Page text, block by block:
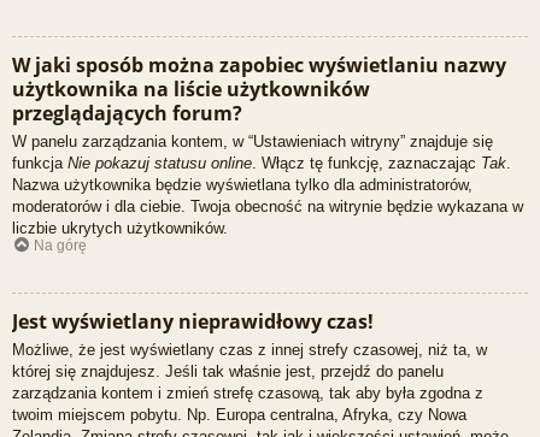
W jaki sposób można zapobiec wyświetlaniu nazwy
użytkownika na liście użytkowników
przeglądających forum?
W panelu zarządzania kontem, w “Ustawieniach witryny” znajduje się
funkcja Nie pokazuj statusu online. Włącz tę funkcję, zaznaczając Tak.
Nazwa użytkownika będzie wyświetlana tylko dla administratorów,
moderatorów i dla ciebie. Twoja obecność na witrynie będzie wykazana w
liczbie ukrytych użytkowników.
Na górę
Jest wyświetlany nieprawidłowy czas!
Możliwe, że jest wyświetlany czas z innej strefy czasowej, niż ta, w
której się znajdujesz. Jeśli tak właśnie jest, przejdź do panelu
zarządzania kontem i zmień strefę czasową, tak aby była zgodna z
twoim miejscem pobytu. Np. Europa centralna, Afryka, czy Nowa